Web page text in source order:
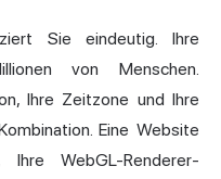
Sie eindeutig. Ihre
von Menschen.
Ihre Zeitzone und Ihre
Eine Website
WebGL-Renderer-